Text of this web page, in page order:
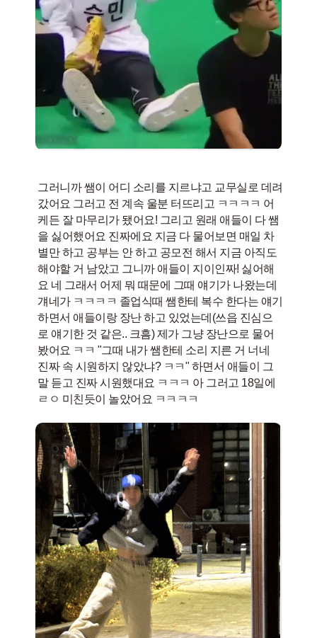
그러니까 쌤이 어디 소리를 지르냐고 교무실로 데려
갔어요 그러고 전 계속 울분 터뜨리고 ㅋㅋㅋㅋ 어
케든 잘 마무리가 됐어요! 그리고 원래 애들이 다 쌤
을 싫어했어요 진짜에요 지금 다 물어보면 매일 차
별만 하고 공부는 안 하고 공모전 해서 지금 아직도
해야할 거 남았고 그니까 애들이 지이인짜! 싫어해
요 네 그래서 어제 뭐 때문에 그때 얘기가 나왔는데
걔네가 ㅋㅋㅋㅋ 졸업식때 쌤한테 복수 한다는 얘기
하면서 애들이랑 장난 하고 있었는데(쓰읍 진심으
로 얘기한 것 같은.. 크흠) 제가 그냥 장난으로 물어
봤어요 ㅋㅋ "그때 내가 쌤한테 소리 지른 거 너네
진짜 속 시원하지 않았냐? ㅋㅋ" 하면서 애들이 그
말 듣고 진짜 시원했대요 ㅋㅋㅋ 아 그러고 18일에